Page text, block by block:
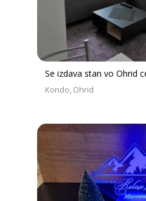
Se izdava stan vo Ohrid
Kondo Ohrid